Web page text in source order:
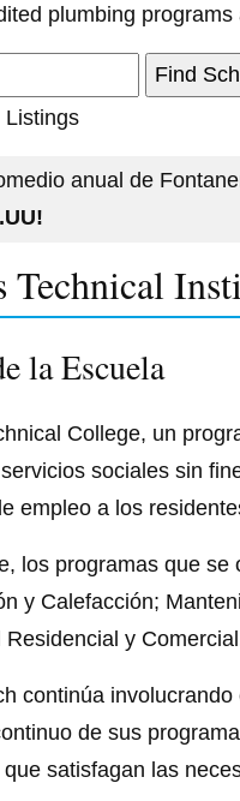
plumbing
Listings
anual de
Technical
la Escuela
College, un
sociales sin
empleo a los
los programas que se
y Calefacción;
Residencial y
continúa
de sus
que satisfagan las